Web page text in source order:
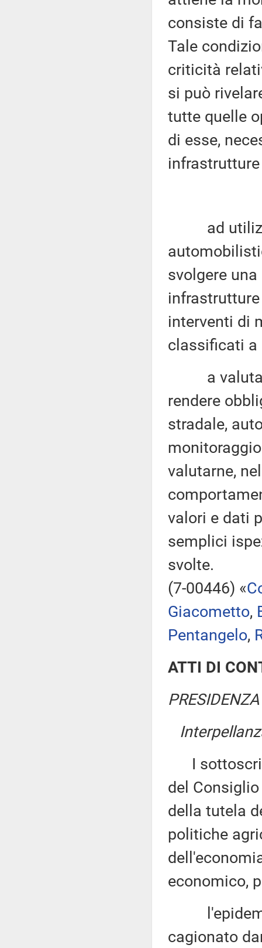
consiste di
Tale
criticità
si può
tutte quelle
di esse,
ad
svolgere
interventi di
classificati a
a valutare
rendere
stradale,
valutarne,
valori e dati
semplici
svolte.
(7-00446) «
Giacometto,
Pentangelo,
ATTI DI
I
del
della tutela
politiche
economico,
l'epidemia
cagionato